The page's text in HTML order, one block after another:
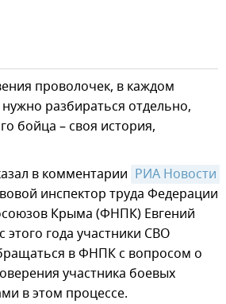
проволочек, в каждом
разбираться отдельно,
бойца – своя история,
в комментарии РИА Новости
инспектор труда Федерации
Крыма (ФНПК) Евгений
этого года участники СВО
в ФНПК с вопросом о
участника боевых
в этом процессе.